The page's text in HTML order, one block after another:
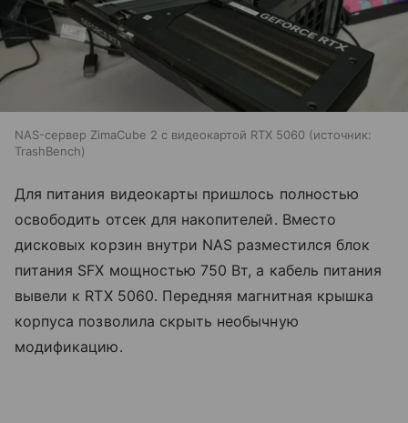
NAS-сервер ZimaCube 2 с видеокартой RTX 5060
источник:
TrashBench
Для питания видеокарты пришлось полностью
освободить отсек для накопителей. Вместо
дисковых корзин внутри NAS разместился блок
питания SFX мощностью 750 Вт, а кабель питания
вывели к RTX 5060. Передняя магнитная крышка
корпуса позволила скрыть необычную
модификацию.